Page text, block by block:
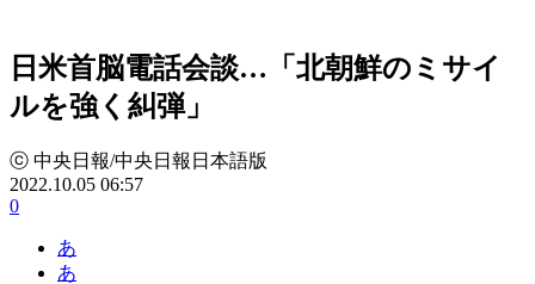
日米首脳電話会談…「北朝鮮のミサイ
ルを強く糾弾」
ⓒ 中央日報/中央日報日本語版
2022.10.05 06:57
0
あ
あ